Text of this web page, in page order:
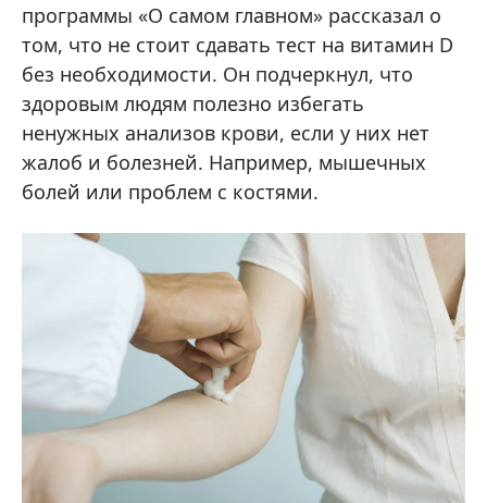
программы «О самом главном» рассказал о
том, что не стоит сдавать тест на витамин D
без необходимости. Он подчеркнул, что
здоровым людям полезно избегать
ненужных анализов крови, если у них нет
жалоб и болезней. Например, мышечных
болей или проблем с костями.